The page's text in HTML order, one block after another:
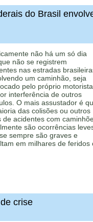
do Brasil
não há um só dia
não se registrem
nas estradas
um caminhão, seja
pelo próprio motorista
interferência de outros
O mais assustador é
das colisões ou outros
de acidentes com
são ocorrências
sempre são graves e
em milhares de feridos
crise